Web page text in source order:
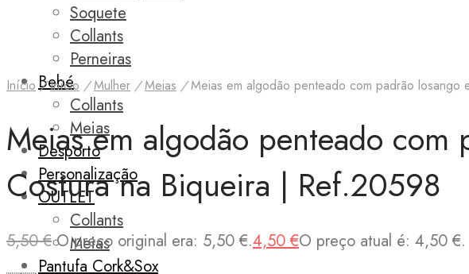
Soquete
Collants
Perneiras
Bebé
Collants
Meias
Desporto
Personalização
OUTLET
Collants
Meias
Pantufa Cork&Sox
Início / Início / Mulher / Meias /Meias em algodão penteado com padrão losango
Meias em algodão penteado
Costura na Biqueira | Ref.20598
5,50€ O preço original era: 5,50 €.4,50 €O preço atual é: 4,50 €.